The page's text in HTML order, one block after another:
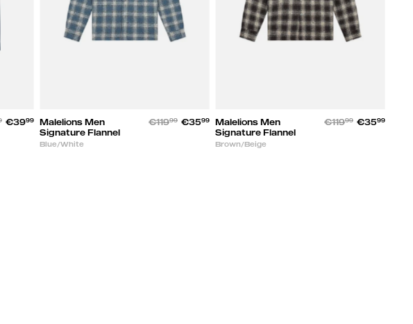
€3999
Malelions Men
Signature Flannel
Blue/White
€11999 €3599
Malelions Men
Signature Flannel
Brown/Beige
€11999 €3599